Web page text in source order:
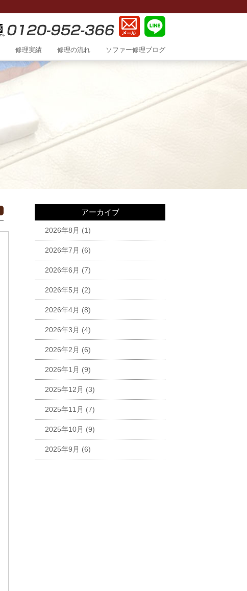
修理実績 修理の流れ ソファー修理ブログ
アーカイブ
2026年8月 (1)
2026年7月 (6)
2026年6月 (7)
2026年5月 (2)
2026年4月 (8)
2026年3月 (4)
2026年2月 (6)
2026年1月 (9)
2025年12月 (3)
2025年11月 (7)
2025年10月 (9)
2025年9月 (6)